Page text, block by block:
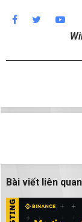
Bài viết liên